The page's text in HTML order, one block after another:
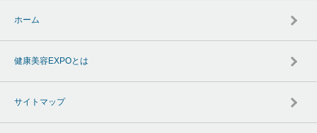
ホーム
健康美容EXPOとは
サイトマップ